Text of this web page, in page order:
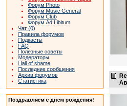
Форум Photo
Форум Music General
Форум Club
Форум Ad Libitum
Чат (0)
Правила форумов
Подкасты
FAQ
Полезные советы
Модераторы
Hall of shame
Последние сообщения
Архив форумов
Статистика
Поздравляем с днем рождения!